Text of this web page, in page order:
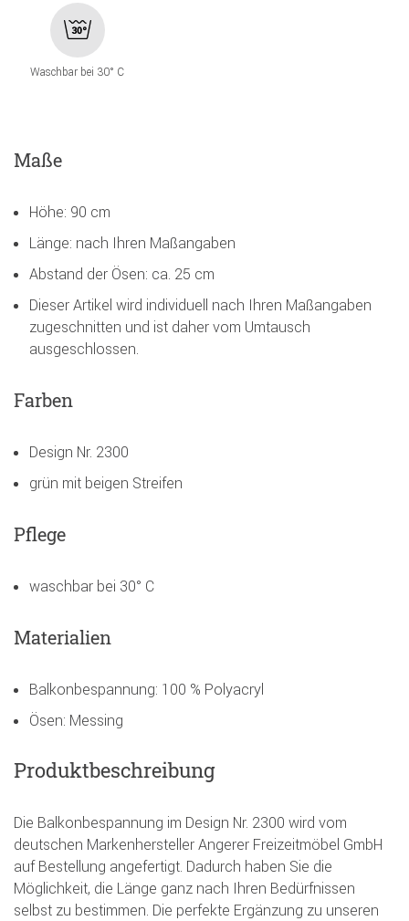
Waschbar bei 30° C
Maße
Höhe: 90 cm
Länge: nach Ihren Maßangaben
Abstand der Ösen: ca. 25 cm
Dieser Artikel wird individuell nach Ihren Maßangaben
zugeschnitten und ist daher vom Umtausch
ausgeschlossen.
Farben
Design Nr. 2300
grün mit beigen Streifen
Pflege
waschbar bei 30° C
Materialien
Balkonbespannung: 100 % Polyacryl
Ösen: Messing
Produktbeschreibung
Die Balkonbespannung im Design Nr. 2300 wird vom
deutschen Markenhersteller Angerer Freizeitmöbel GmbH
auf Bestellung angefertigt. Dadurch haben Sie die
Möglichkeit, die Länge ganz nach Ihren Bedürfnissen
selbst zu bestimmen. Die perfekte Ergänzung zu unseren